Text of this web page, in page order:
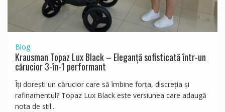
Blog
Krausman Topaz Lux Black – Eleganță sofisticată într-un
cărucior 3-în-1 performant
Îți dorești un cărucior care să îmbine forța, discreția și
rafinamentul? Topaz Lux Black este versiunea care adaugă
nota de stil...